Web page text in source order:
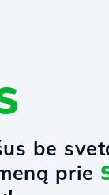
be
prie